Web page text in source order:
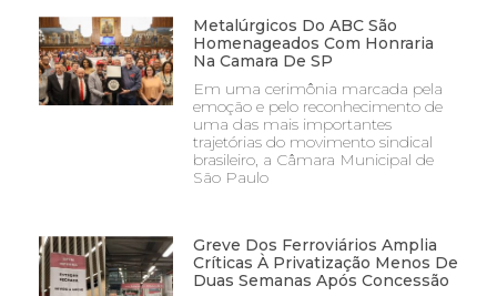
Metalúrgicos Do ABC São
Homenageados Com Honraria
Na Camara De SP
Em uma cerimônia marcada pela
emoção e pelo reconhecimento de
uma das mais importantes
trajetórias do movimento sindical
brasileiro, a Câmara Municipal de
São Paulo
Greve Dos Ferroviários Amplia
Críticas À Privatização Menos De
Duas Semanas Após Concessão